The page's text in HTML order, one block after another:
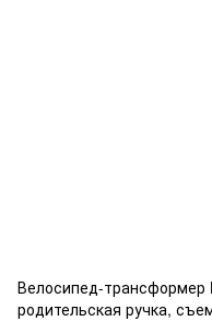
Велосипед-трансформер
родительская ручка,